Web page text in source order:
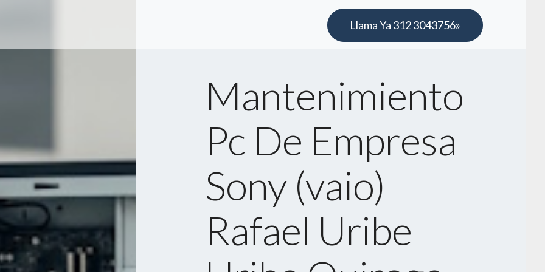
Llama Ya 312 3043756»
Mantenimiento
Pc De Empresa
Sony (vaio)
Rafael Uribe